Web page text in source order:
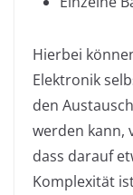
Hierbei
Elektronik
den
werden kann,
dass darauf
Komplexität